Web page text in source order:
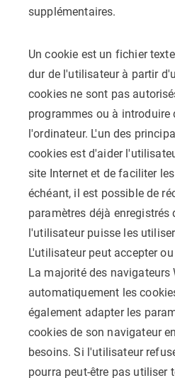
supplémentaires.
Un cookie est un fichier
dur de l'utilisateur à partir
cookies ne sont pas
programmes ou à introduire
l'ordinateur. L'un des
cookies est d'aider
site Internet et de faciliter
échéant, il est possible de
paramètres déjà enregistrés
l'utilisateur puisse les
L'utilisateur peut accepter
La majorité des navigateurs
automatiquement les
également adapter les
cookies de son navigateur
besoins. Si l'utilisateur
pourra peut-être pas utiliser